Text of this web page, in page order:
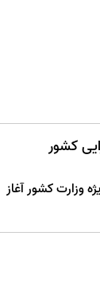
کشور
وزارت کشور آغاز